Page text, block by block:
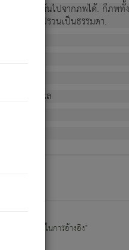
ป็นผู้หลุดพ้นไปจากภพได้. ก็ภพทั้
วามแปรปรวนเป็นธรรมดา.
วย.
ไป). ดังนี้แล
ข้อมูลไปใช้ในการอ้างอิง"